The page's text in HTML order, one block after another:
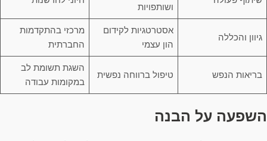
ושותפויות
גיוון והכללה
אסטרטגיות לקידום
הון עצמי
מרכזי בהתקדמות
החברתית
בריאות הנפש טיפול ברווחה נפשית
השגת תשומת לב
במקומות עבודה
השפעה על הבנה